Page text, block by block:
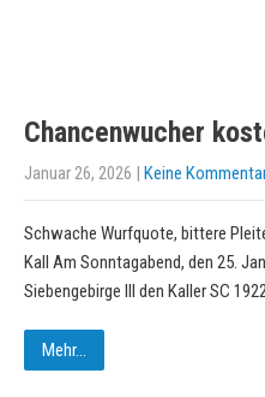
Chancenwucher
Januar 26, 2026 | Keine
Schwache Wurfquote, bittere
Kall Am Sonntagabend, den 25.
Siebengebirge III den Kaller SC
Mehr...